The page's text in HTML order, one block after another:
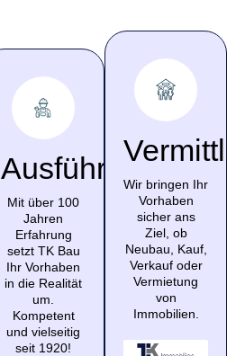
Ausführung
Mit über 100
Jahren
Erfahrung
setzt TK Bau
Ihr Vorhaben
in die Realität
um.
Kompetent
und vielseitig
seit 1920!
Wir bringen Ihr
Vorhaben
sicher ans
Ziel, ob
Neubau, Kauf,
Verkauf oder
Vermietung
von
Immobilien.